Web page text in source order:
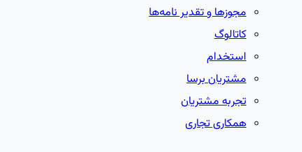
مجوزها و تقدیر نامه‌ها
کاتالوگ
استخدام
مشتریان برسا
تجربه مشتریان
همکاری تجاری